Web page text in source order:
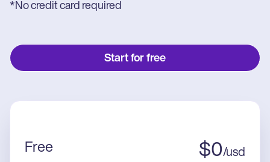
*No credit card required
Start for free
Free $0/usd